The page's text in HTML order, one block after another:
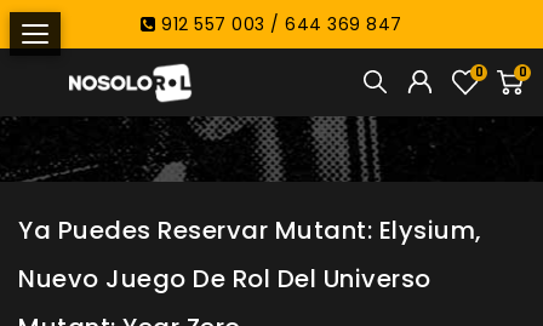
912 557 003 / 644 369 847
0
0
Ya Puedes Reservar Mutant: Elysium,
Nuevo Juego De Rol Del Universo